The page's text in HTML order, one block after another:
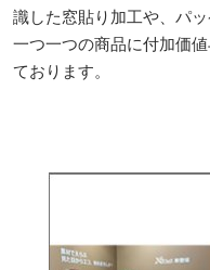
識した窓貼り加工や、パ
一つ一つの商品に付加価
ております。